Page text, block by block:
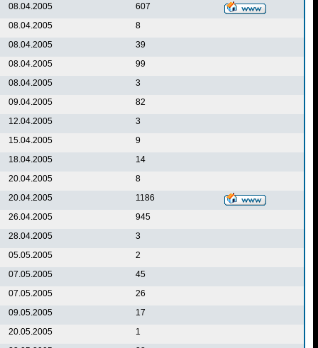
08.04.2005
607
08.04.2005
8
08.04.2005
39
08.04.2005
99
08.04.2005
3
09.04.2005
82
12.04.2005
3
15.04.2005
9
18.04.2005
14
20.04.2005
8
20.04.2005
1186
26.04.2005
945
28.04.2005
3
05.05.2005
2
07.05.2005
45
07.05.2005
26
09.05.2005
17
20.05.2005
1